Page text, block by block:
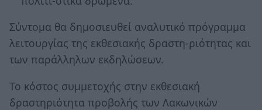
Σύντομα θα δημοσιευθεί αναλυτικό πρόγραμμα
λειτουργίας της εκθεσιακής δραστη-ριότητας και
των παράλληλων εκδηλώσεων.
Το κόστος συμμετοχής στην εκθεσιακή
δραστηριότητα προβολής των Λακωνικών